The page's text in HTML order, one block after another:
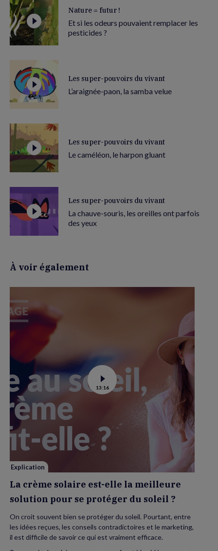
Nature = futur !
Et si les odeurs pouvaient remplacer les
pesticides ?
Les super-pouvoirs du vivant
L’araignée-paon, la samba velue
Les super-pouvoirs du vivant
Le caméléon, le harpon gluant
Les super-pouvoirs du vivant
La chauve-souris, les oreilles ont parfois
des yeux
À voir également
Voir
la
vidéo
est-
elle
la
meilleure
solution
protéger
soleil
13:16
Explication
La crème solaire est-elle la meilleure
solution pour se protéger du soleil ?
On croit souvent bien se protéger du soleil. Pourtant, entre
les idées reçues, les conseils contradictoires et le marketing,
il est difficile de savoir ce qui est vraiment efficace.